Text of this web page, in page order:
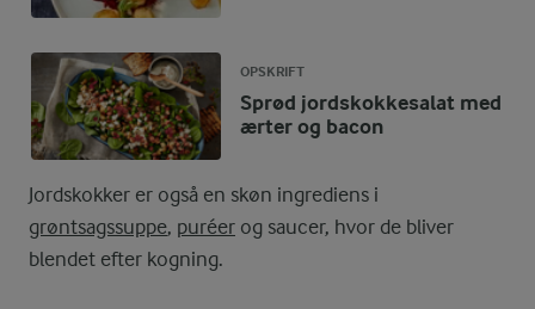
OPSKRIFT
Sprød jordskokkesalat med
ærter og bacon
Jordskokker er også en skøn ingrediens i
grøntsagssuppe, puréer og saucer, hvor de bliver
blendet efter kogning.